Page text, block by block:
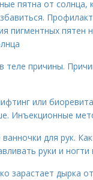
пятна от солнца,
пигментных пятен
теле причины.
или
Инъекционные
для рук.
руки и ногти
зарастает дырка